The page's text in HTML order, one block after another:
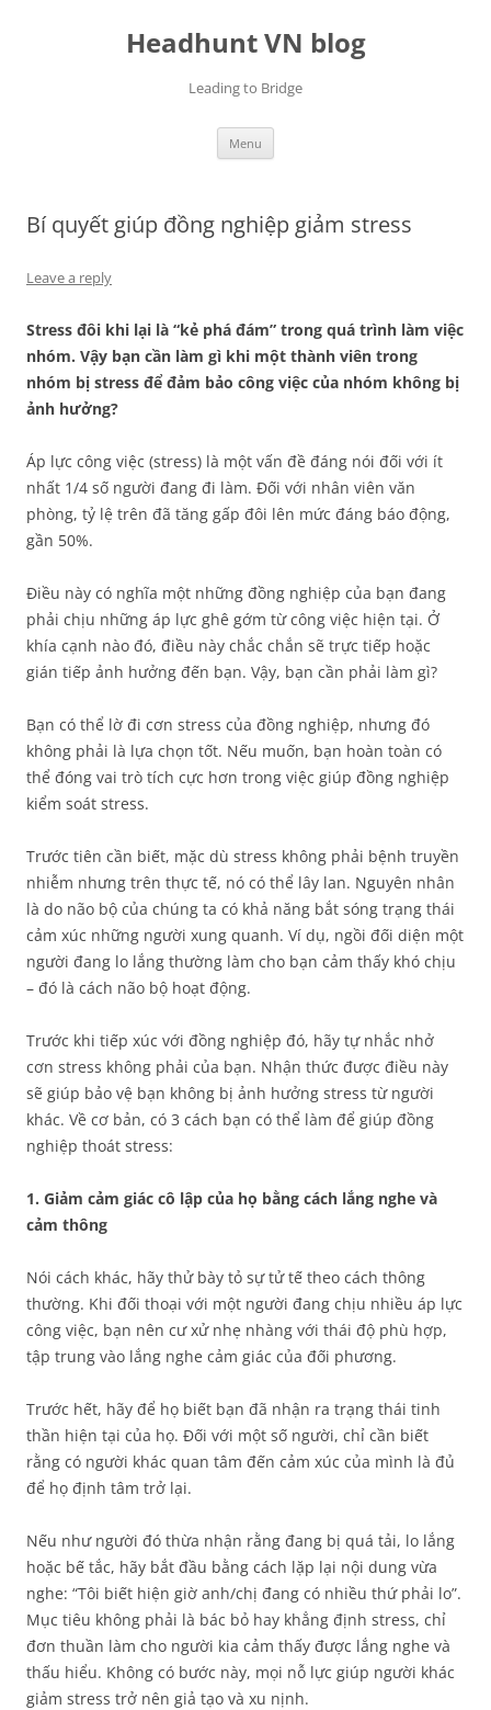
Headhunt VN blog
Leading to Bridge
Menu
Bí quyết giúp đồng nghiệp giảm stress
Leave a reply
Stress đôi khi lại là “kẻ phá đám” trong quá trình làm việc
nhóm. Vậy bạn cần làm gì khi một thành viên trong
nhóm bị stress để đảm bảo công việc của nhóm không bị
ảnh hưởng?
Áp lực công việc (stress) là một vấn đề đáng nói đối với ít
nhất 1/4 số người đang đi làm. Đối với nhân viên văn
phòng, tỷ lệ trên đã tăng gấp đôi lên mức đáng báo động,
gần 50%.
Điều này có nghĩa một những đồng nghiệp của bạn đang
phải chịu những áp lực ghê gớm từ công việc hiện tại. Ở
khía cạnh nào đó, điều này chắc chắn sẽ trực tiếp hoặc
gián tiếp ảnh hưởng đến bạn. Vậy, bạn cần phải làm gì?
Bạn có thể lờ đi cơn stress của đồng nghiệp, nhưng đó
không phải là lựa chọn tốt. Nếu muốn, bạn hoàn toàn có
thể đóng vai trò tích cực hơn trong việc giúp đồng nghiệp
kiểm soát stress.
Trước tiên cần biết, mặc dù stress không phải bệnh truyền
nhiễm nhưng trên thực tế, nó có thể lây lan. Nguyên nhân
là do não bộ của chúng ta có khả năng bắt sóng trạng thái
cảm xúc những người xung quanh. Ví dụ, ngồi đối diện một
người đang lo lắng thường làm cho bạn cảm thấy khó chịu
– đó là cách não bộ hoạt động.
Trước khi tiếp xúc với đồng nghiệp đó, hãy tự nhắc nhở
cơn stress không phải của bạn. Nhận thức được điều này
sẽ giúp bảo vệ bạn không bị ảnh hưởng stress từ người
khác. Về cơ bản, có 3 cách bạn có thể làm để giúp đồng
nghiệp thoát stress:
1. Giảm cảm giác cô lập của họ bằng cách lắng nghe và
cảm thông
Nói cách khác, hãy thử bày tỏ sự tử tế theo cách thông
thường. Khi đối thoại với một người đang chịu nhiều áp lực
công việc, bạn nên cư xử nhẹ nhàng với thái độ phù hợp,
tập trung vào lắng nghe cảm giác của đối phương.
Trước hết, hãy để họ biết bạn đã nhận ra trạng thái tinh
thần hiện tại của họ. Đối với một số người, chỉ cần biết
rằng có người khác quan tâm đến cảm xúc của mình là đủ
để họ định tâm trở lại.
Nếu như người đó thừa nhận rằng đang bị quá tải, lo lắng
hoặc bế tắc, hãy bắt đầu bằng cách lặp lại nội dung vừa
nghe: “Tôi biết hiện giờ anh/chị đang có nhiều thứ phải lo”.
Mục tiêu không phải là bác bỏ hay khẳng định stress, chỉ
đơn thuần làm cho người kia cảm thấy được lắng nghe và
thấu hiểu. Không có bước này, mọi nỗ lực giúp người khác
giảm stress trở nên giả tạo và xu nịnh.